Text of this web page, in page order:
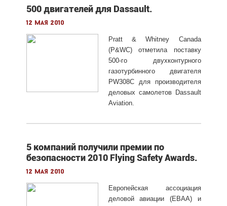
500 двигателей для Dassault.
12 мая 2010
Pratt & Whitney Canada
(P&WC) отметила поставку
500-го двухконтурного
газотурбинного двигателя
PW308C для производителя
деловых самолетов Dassault
Aviation.
5 компаний получили премии по
безопасности 2010 Flying Safety Awards.
12 мая 2010
Европейская ассоциация
деловой авиации (EBAA) и